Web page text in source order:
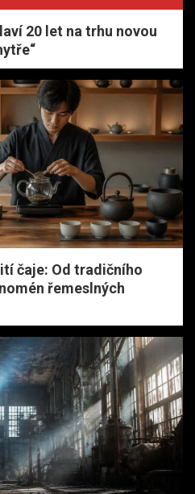
20 let na trhu novou
čaje: Od tradičního
řemeslných